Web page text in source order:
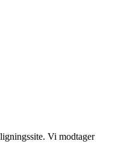
Vi modtager